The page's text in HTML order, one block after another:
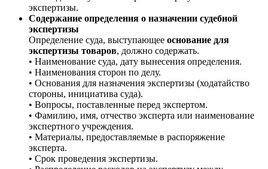
экспертизы.
Содержание определения о назначении судебной
экспертизы
Определение суда, выступающее основание для
экспертизы товаров, должно содержать.
• Наименование суда, дату вынесения определения.
• Наименования сторон по делу.
• Основания для назначения экспертизы (ходатайство
стороны, инициатива суда).
• Вопросы, поставленные перед экспертом.
• Фамилию, имя, отчество эксперта или наименование
экспертного учреждения.
• Материалы, предоставляемые в распоряжение
эксперта.
• Срок проведения экспертизы.